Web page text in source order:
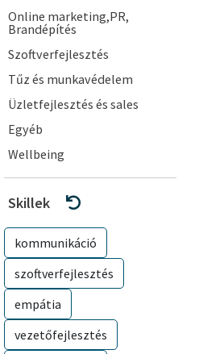
Online marketing,PR,
Brandépítés
Szoftverfejlesztés
Tűz és munkavédelem
Üzletfejlesztés és sales
Egyéb
Wellbeing
Skillek
kommunikáció
szoftverfejlesztés
empátia
vezetőfejlesztés